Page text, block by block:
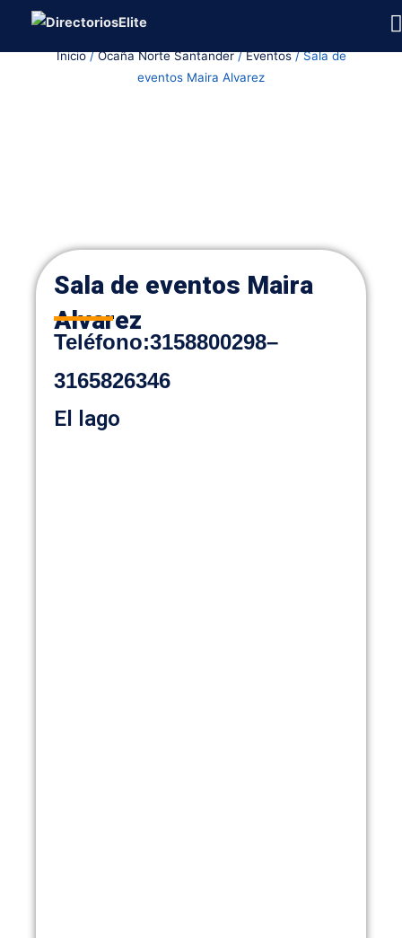
contenidoInicio/Ocaña Norte Santander/Eventos/ Sala de
eventos Maira Alvarez
Sala de eventos Maira
Alvarez
Teléfono:3158800298–
3165826346
El lago